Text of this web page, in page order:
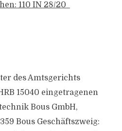
110 IN 28/20
des Amtsgerichts
15040 eingetragenen
Bous GmbH,
Bous Geschäftszweig: